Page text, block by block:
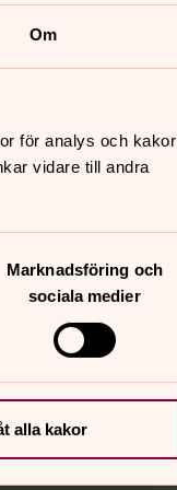
Om
för analys och kakor
vidare till andra
Marknadsföring och
sociala medier
alla kakor